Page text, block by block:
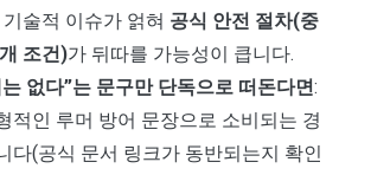
술적 이슈가 얽혀 공식 안전 절차(중
조건)가 뒤따를 가능성이 큽니다.
없다”는 문구만 단독으로 떠돈다면:
적인 루머 방어 문장으로 소비되는 경
다(공식 문서 링크가 동반되는지 확인